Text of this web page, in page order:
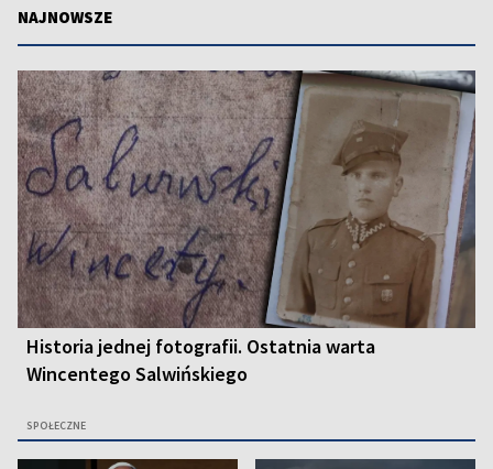
NAJNOWSZE
Historia jednej fotografii. Ostatnia warta
Wincentego Salwińskiego
SPOŁECZNE